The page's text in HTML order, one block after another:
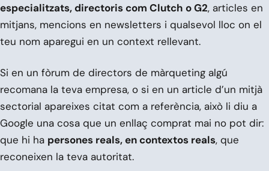
especialitzats, directoris com Clutch o G2, articles en
mitjans, mencions en newsletters i qualsevol lloc on el
teu nom aparegui en un context rellevant.
Si en un fòrum de directors de màrqueting algú
recomana la teva empresa, o si en un article d’un mitjà
sectorial apareixes citat com a referència, això li diu a
Google una cosa que un enllaç comprat mai no pot dir:
que hi ha persones reals, en contextos reals, que
reconeixen la teva autoritat.